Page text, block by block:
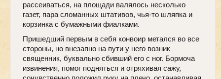
рассеиваться, на площади валялось несколько
газет, пара сломанных штативов, чья-то шляпка и
корзинка с бумажными фиалками.
Пришедший первым в себя конвоир метался во все
стороны, но внезапно на пути у него возник
священник, буквально сбивший его с ног. Бормоча
извинения, помог подняться и отряхивая сажу,